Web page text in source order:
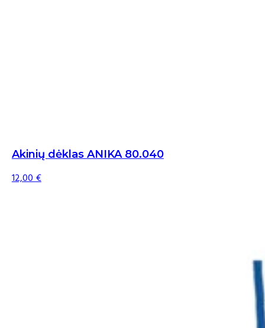
Akinių dėklas ANIKA 80.040
12,00€